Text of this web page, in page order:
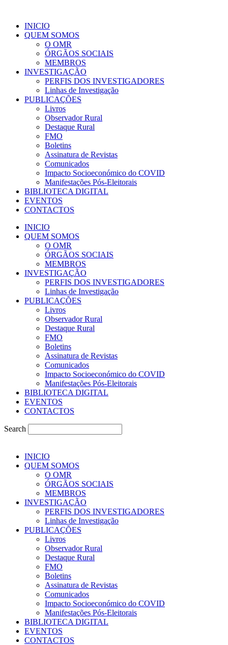
INICIO
QUEM SOMOS
O OMR
ÓRGÃOS SOCIAIS
MEMBROS
INVESTIGAÇÃO
PERFIS DOS INVESTIGADORES
Linhas de Investigação
PUBLICAÇÕES
Livros
Observador Rural
Destaque Rural
FMO
Boletins
Assinatura de Revistas
Comunicados
Impacto Socioeconómico do COVID
Manifestações Pós-Eleitorais
BIBLIOTECA DIGITAL
EVENTOS
CONTACTOS
INICIO
QUEM SOMOS
O OMR
ÓRGÃOS SOCIAIS
MEMBROS
INVESTIGAÇÃO
PERFIS DOS INVESTIGADORES
Linhas de Investigação
PUBLICAÇÕES
Livros
Observador Rural
Destaque Rural
FMO
Boletins
Assinatura de Revistas
Comunicados
Impacto Socioeconómico do COVID
Manifestações Pós-Eleitorais
BIBLIOTECA DIGITAL
EVENTOS
CONTACTOS
Search
INICIO
QUEM SOMOS
O OMR
ÓRGÃOS SOCIAIS
MEMBROS
INVESTIGAÇÃO
PERFIS DOS INVESTIGADORES
Linhas de Investigação
PUBLICAÇÕES
Livros
Observador Rural
Destaque Rural
FMO
Boletins
Assinatura de Revistas
Comunicados
Impacto Socioeconómico do COVID
Manifestações Pós-Eleitorais
BIBLIOTECA DIGITAL
EVENTOS
CONTACTOS